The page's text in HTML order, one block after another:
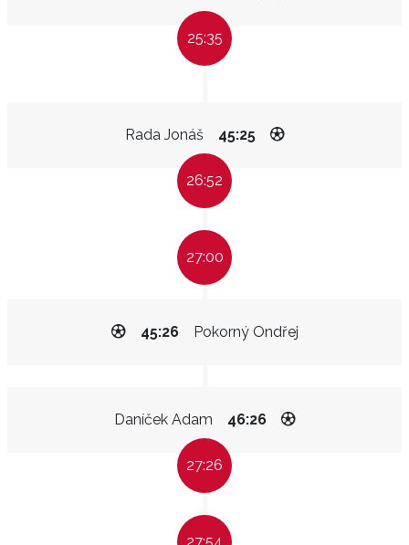
25:35
Rada Jonáš 45:25
26:52
27:00
Pokorný Ondřej
45:26
Daníček Adam 46:26
27:26